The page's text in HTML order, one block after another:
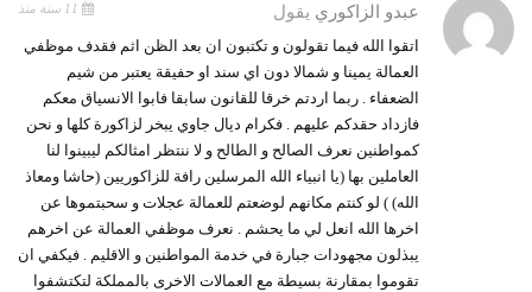
عبدو الزاكوري يقول
اتقوا الله فيما تقولون و تكتبون ان بعد الظن اثم فقدف موظفي
العمالة يمينا و شمالا دون اي سند او حفيقة يعتبر من شيم
الضعفاء . ربما اردتم خرقا للقانون سابقا فابوا الانسياق معكم
فازداد حقدكم عليهم . فكرام ديال جاوي يبخر لزاكورة كلها و نحن
كمواطنين نعرف الصالح و الطالح و لا ننتظر امثالكم ليبينوا لنا
العاملين بها (يا انبياء الله المرسلين رافة للزاكوريين (حاشا ومعاذ
الله) ) لو كنتم مكانهم لوضعتم للعمالة عجلات و سحبتموها عن
اخرها الله انعل لي ما يحشم . نعرف موظفي العمالة عن اخرهم
يبذلون مجهودات جبارة في خدمة المواطنين و الاقليم . فيكفي ان
تقوموا بمقارنة بسيطة مع العمالات الاخرى بالمملكة لتكتشفوا